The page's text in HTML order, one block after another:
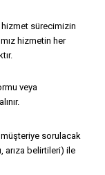
hizmet sürecimizin
hizmetin her
veya
sorulacak
arıza belirtileri) ile